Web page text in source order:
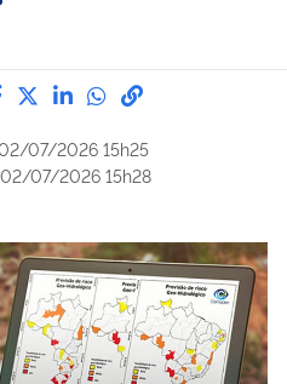
Compartilhe por Facebook
Compartilhe por Twitter
Compartilhe por
Compartilhe
link para
07/2026 15h25
02/07/2026 15h28